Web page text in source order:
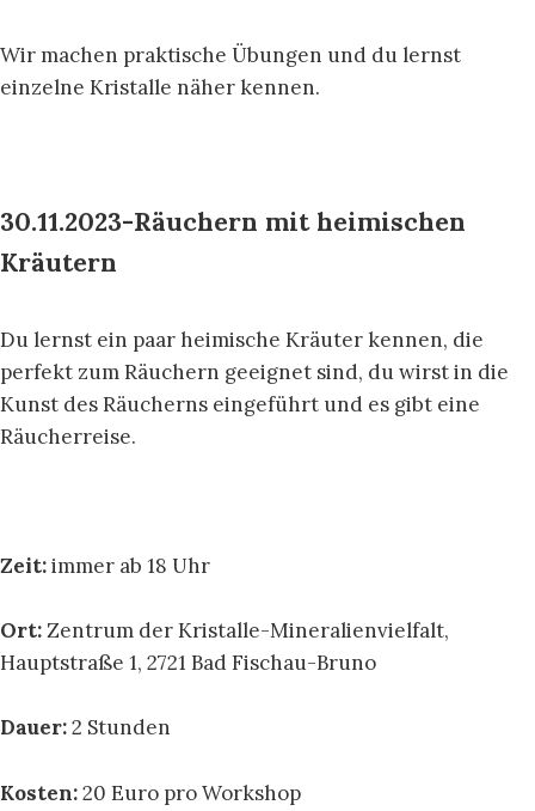
Wir machen praktische Übungen und du lernst
einzelne Kristalle näher kennen.
30.11.2023-Räuchern mit heimischen
Kräutern
Du lernst ein paar heimische Kräuter kennen, die
perfekt zum Räuchern geeignet sind, du wirst in die
Kunst des Räucherns eingeführt und es gibt eine
Räucherreise.
Zeit:immer ab 18 Uhr
Ort:Zentrum der Kristalle-Mineralienvielfalt,
Hauptstraße 1, 2721 Bad Fischau-Bruno
Dauer:2 Stunden
Kosten:20 Euro pro Workshop